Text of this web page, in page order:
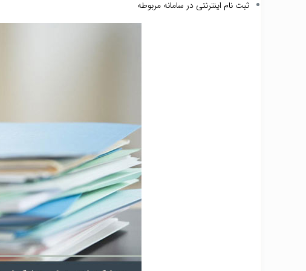
ثبت نام اینترنتی در سامانه مربوطه